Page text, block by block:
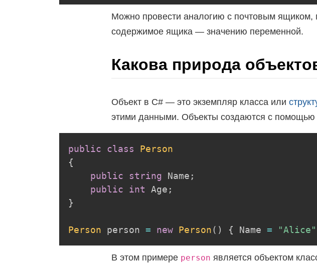
Можно провести аналогию с почтовым ящиком,
содержимое ящика — значению переменной.
Какова природа
Объект в C# — это экземпляр класса или
этими данными. Объекты создаются с помощью
public class
Person
{
public
string Name ;
public
int Age ;
}
Person person = new Person( ) { Name = "Alice"
В этом примере person является объектом